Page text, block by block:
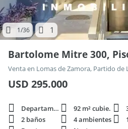
1/36 1
Bartolome Mitre 300,
Venta en Lomas de Zamora, Partido de
USD 295.000
Departamento 92 m² cubie.
2 baños
4 ambientes